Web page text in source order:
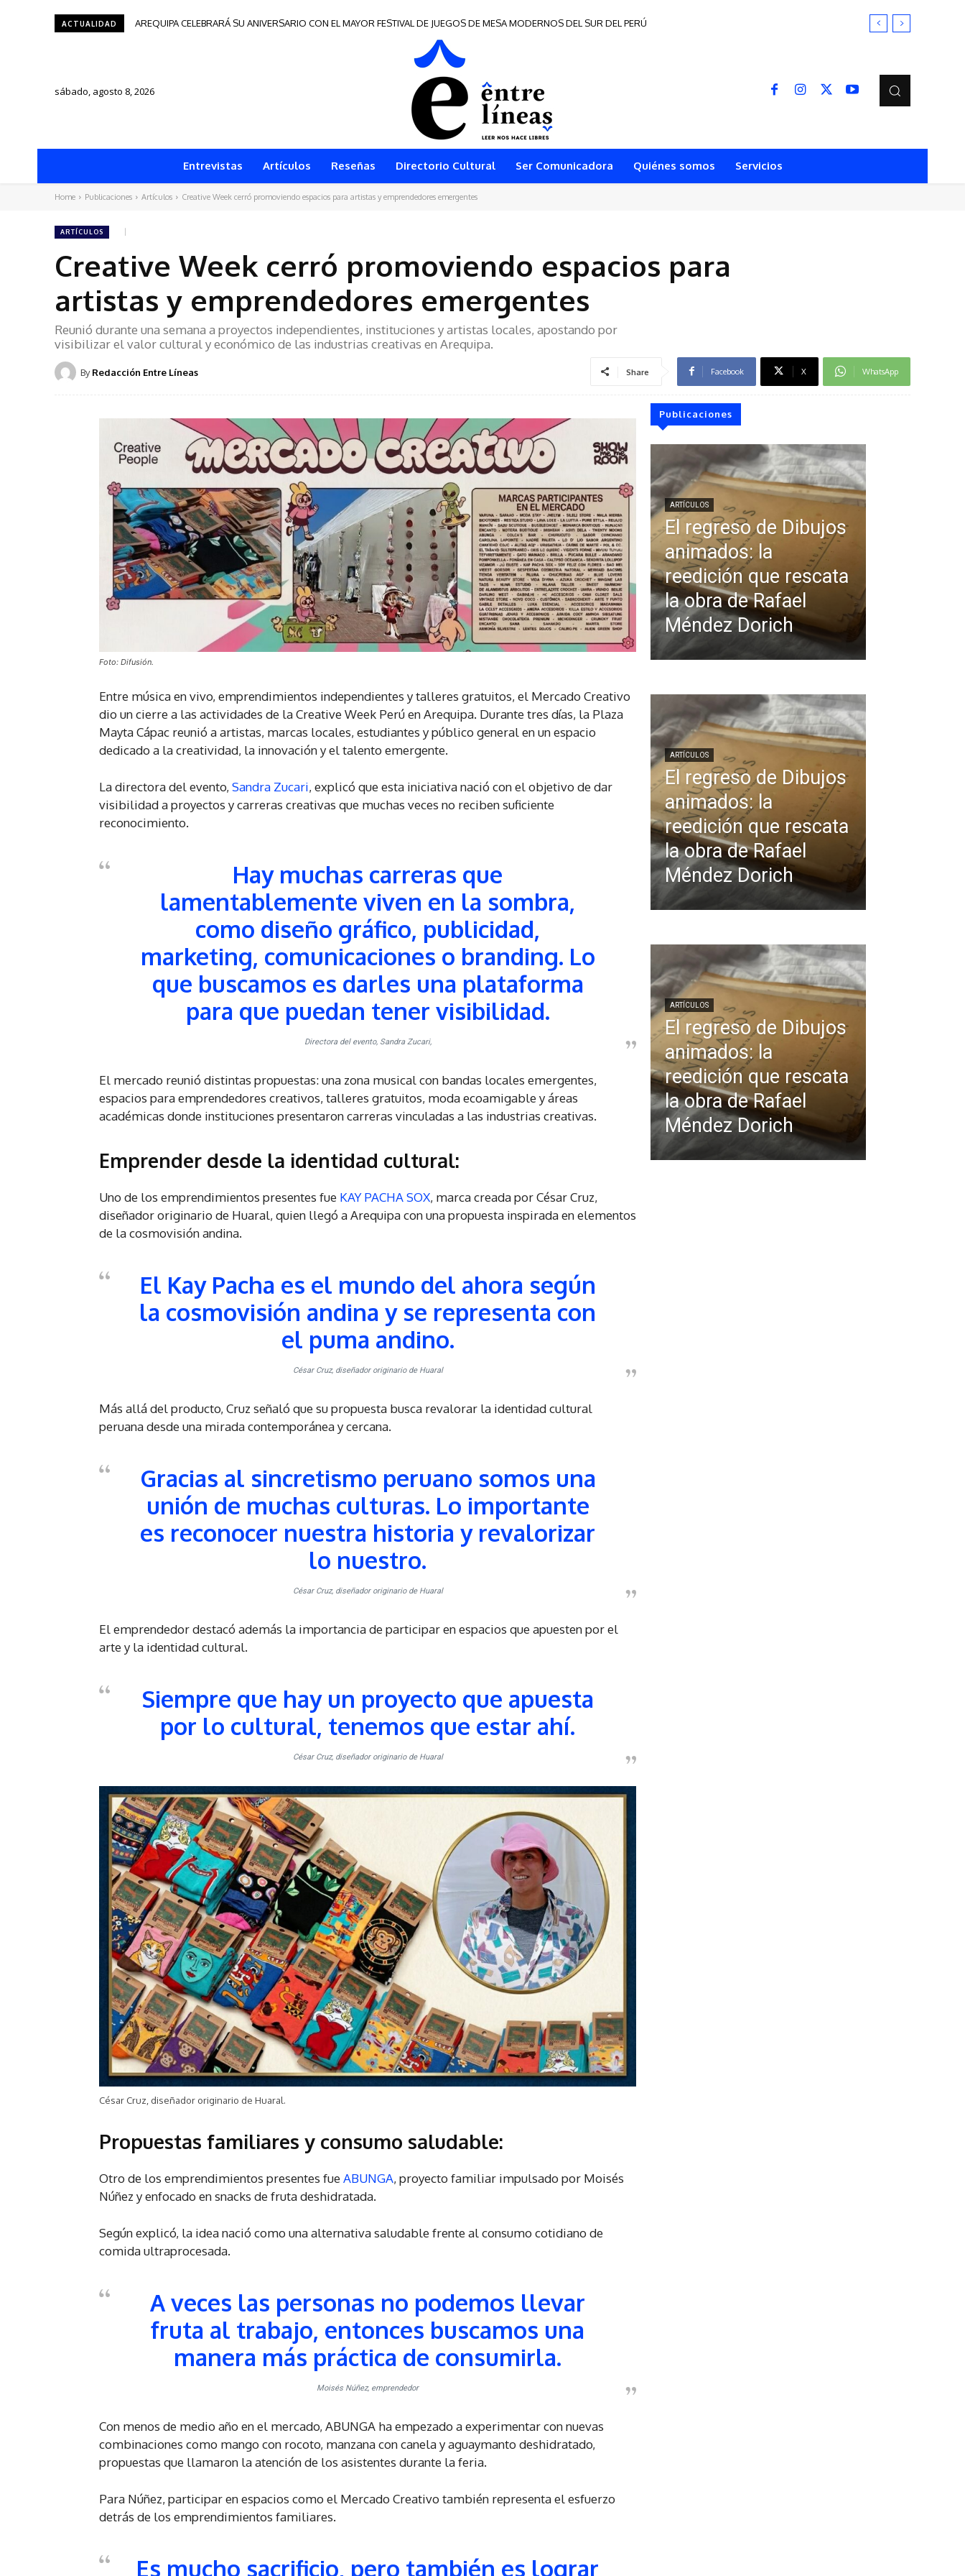
ACTUALIDAD AREQUIPA CELEBRARÁ SU ANIVERSARIO CON EL MAYOR FESTIVAL DE JUEGOS DE MESA MODERNOS DEL SUR DEL PERÚ
Tacna será sede del Festival de Autores de Frontera 2026
sábado, agosto 8, 2026
Entrevistas Artículos Reseñas Directorio Cultural Ser Comunicadora Quiénes somos Servicios
Home Publicaciones Artículos Creative Week cerró promoviendo espacios para artistas y emprendedores emergentes
ARTÍCULOS
Creative Week cerró promoviendo espacios para
artistas y emprendedores emergentes
Reunió durante una semana a proyectos independientes, instituciones y artistas locales, apostando por
visibilizar el valor cultural y económico de las industrias creativas en Arequipa.
By Redacción Entre Líneas Share Facebook X WhatsApp
Foto: Difusión.
Entre música en vivo, emprendimientos independientes y talleres gratuitos, el Mercado Creativo
dio un cierre a las actividades de la Creative Week Perú en Arequipa. Durante tres días, la Plaza
Mayta Cápac reunió a artistas, marcas locales, estudiantes y público general en un espacio
dedicado a la creatividad, la innovación y el talento emergente.
La directora del evento, Sandra Zucari, explicó que esta iniciativa nació con el objetivo de dar
visibilidad a proyectos y carreras creativas que muchas veces no reciben suficiente
reconocimiento.
Hay muchas carreras que
lamentablemente viven en la sombra,
como diseño gráfico, publicidad,
marketing, comunicaciones o branding. Lo
que buscamos es darles una plataforma
para que puedan tener visibilidad.
Directora del evento, Sandra Zucari,
El mercado reunió distintas propuestas: una zona musical con bandas locales emergentes,
espacios para emprendedores creativos, talleres gratuitos, moda ecoamigable y áreas
académicas donde instituciones presentaron carreras vinculadas a las industrias creativas.
Emprender desde la identidad cultural:
Uno de los emprendimientos presentes fue KAY PACHA SOX, marca creada por César Cruz,
diseñador originario de Huaral, quien llegó a Arequipa con una propuesta inspirada en elementos
de la cosmovisión andina.
El Kay Pacha es el mundo del ahora según
la cosmovisión andina y se representa con
el puma andino.
César Cruz, diseñador originario de Huaral
Más allá del producto, Cruz señaló que su propuesta busca revalorar la identidad cultural
peruana desde una mirada contemporánea y cercana.
Gracias al sincretismo peruano somos una
unión de muchas culturas. Lo importante
es reconocer nuestra historia y revalorizar
lo nuestro.
César Cruz, diseñador originario de Huaral
El emprendedor destacó además la importancia de participar en espacios que apuesten por el
arte y la identidad cultural.
Siempre que hay un proyecto que apuesta
por lo cultural, tenemos que estar ahí.
César Cruz, diseñador originario de Huaral
César Cruz, diseñador originario de Huaral.
Propuestas familiares y consumo saludable:
Otro de los emprendimientos presentes fueABUNGA, proyecto familiar impulsado por Moisés
Núñez y enfocado en snacks de fruta deshidratada.
Según explicó, la idea nació como una alternativa saludable frente al consumo cotidiano de
comida ultraprocesada.
A veces las personas no podemos llevar
fruta al trabajo, entonces buscamos una
manera más práctica de consumirla.
Moisés Núñez, emprendedor
Con menos de medio año en el mercado, ABUNGA ha empezado a experimentar con nuevas
combinaciones como mango con rocoto, manzana con canela y aguaymanto deshidratado,
propuestas que llamaron la atención de los asistentes durante la feria.
Para Núñez, participar en espacios como el Mercado Creativo también representa el esfuerzo
detrás de los emprendimientos familiares.
Es mucho sacrificio, pero también es lograr
Publicaciones
ARTÍCULOS
El regreso de Dibujos
animados: la
reedición que rescata
la obra de Rafael
Méndez Dorich
ARTÍCULOS
El regreso de Dibujos
animados: la
reedición que rescata
la obra de Rafael
Méndez Dorich
ARTÍCULOS
El regreso de Dibujos
animados: la
reedición que rescata
la obra de Rafael
Méndez Dorich